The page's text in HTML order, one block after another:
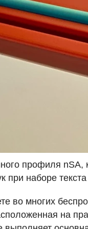
профиля
при наборе
во многих
на